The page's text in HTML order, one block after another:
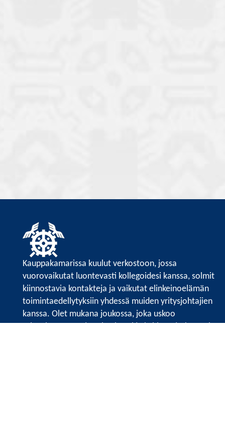
Kauppakamarissa kuulut verkostoon, jossa
vuorovaikutat luontevasti kollegoidesi kanssa, solmit
kiinnostavia kontakteja ja vaikutat elinkeinoelämän
toimintaedellytyksiin yhdessä muiden yritysjohtajien
kanssa. Olet mukana joukossa, joka uskoo